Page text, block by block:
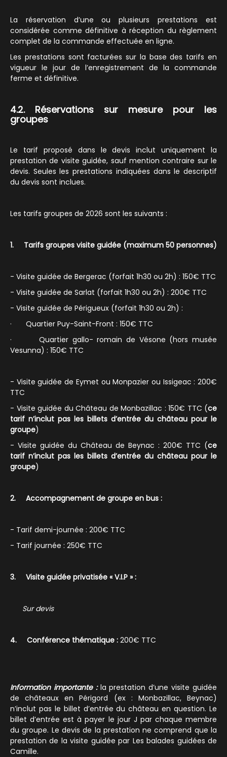
La réservation d’une ou plusieurs prestations est
considérée comme définitive à réception du règlement
complet de la commande effectuée en ligne.
Les prestations sont facturées sur la base des tarifs en
vigueur le jour de l’enregistrement de la commande
ferme et définitive.
4.2. Réservations sur mesure pour les
groupes
Le tarif proposé dans le devis inclut uniquement la
prestation de visite guidée, sauf mention contraire sur le
devis. Seules les prestations indiquées dans le descriptif
du devis sont inclues.
Les tarifs groupes de 2026 sont les suivants :
1. Tarifs groupes visite guidée (maximum 50 personnes)
- Visite guidée de Bergerac (forfait 1h30 ou 2h) : 150€ TTC
- Visite guidée de Sarlat (forfait 1h30 ou 2h) : 200€ TTC
- Visite guidée de Périgueux (forfait 1h30 ou 2h) :
· Quartier Puy-Saint-Front : 150€ TTC
· Quartier gallo- romain de Vésone (hors musée
Vesunna) : 150€ TTC
- Visite guidée de Eymet ou Monpazier ou Issigeac : 200€
TTC
- Visite guidée du Château de Monbazillac : 150€ TTC (ce
tarif n’inclut pas les billets d’entrée du château pour le
groupe)
- Visite guidée du Château de Beynac : 200€ TTC (ce
tarif n’inclut pas les billets d’entrée du château pour le
groupe)
2. Accompagnement de groupe en bus :
- Tarif demi-journée : 200€ TTC
- Tarif journée : 250€ TTC
3. Visite guidée privatisée « V.I.P » :
Sur devis
4. Conférence thématique : 200€ TTC
Information importante :la prestation d’une visite guidée
de châteaux en Périgord (ex : Monbazillac, Beynac)
n’inclut pas le billet d’entrée du château en question. Le
billet d’entrée est à payer le jour J par chaque membre
du groupe. Le devis de la prestation ne comprend que la
prestation de la visite guidée par Les balades guidées de
Camille.